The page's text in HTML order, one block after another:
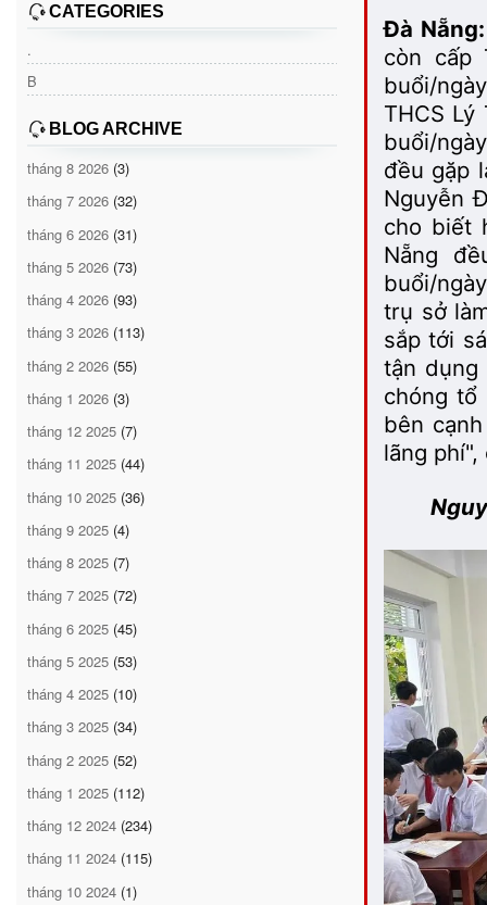
CATEGORIES
.
B
BLOG ARCHIVE
tháng 8 2026 (3)
tháng 7 2026 (32)
tháng 6 2026 (31)
tháng 5 2026 (73)
tháng 4 2026 (93)
tháng 3 2026 (113)
tháng 2 2026 (55)
tháng 1 2026 (3)
tháng 12 2025 (7)
tháng 11 2025 (44)
tháng 10 2025 (36)
tháng 9 2025 (4)
tháng 8 2025 (7)
tháng 7 2025 (72)
tháng 6 2025 (45)
tháng 5 2025 (53)
tháng 4 2025 (10)
tháng 3 2025 (34)
tháng 2 2025 (52)
tháng 1 2025 (112)
tháng 12 2024 (234)
tháng 11 2024 (115)
tháng 10 2024 (1)
Đà Nẵng:
còn cấp
buổi/
THCS
buổi/
đều gặp
Nguyễn
cho biết
Nẵng
buổi/
trụ sở
sắp tới
tận dụng
chóng tổ
bên
lãng phí",